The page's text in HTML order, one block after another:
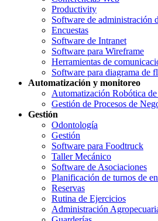
Productivity
Software de administración
Encuestas
Software de Intranet
Software para Wireframe
Herramientas de
Software para diagrama de
Automatización y monitoreo
Automatización Robótica de
Gestión de Procesos de
Gestión
Odontología
Gestión
Software para Foodtruck
Taller Mecánico
Software de Asociaciones
Planificación de turnos de
Reservas
Rutina de Ejercicios
Administración